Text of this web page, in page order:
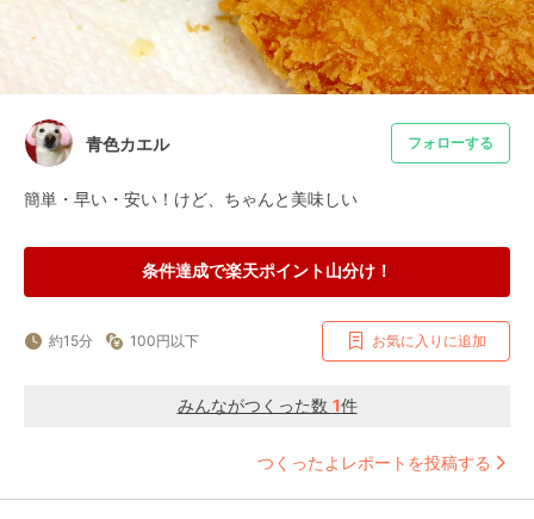
青色カエル フォローする
簡単・早い・安い！けど、ちゃんと美味しい
条件達成で楽天ポイント山分け！
約15分 100円以下 お気に入りに追加
みんながつくった数 1件
つくったよレポートを投稿する